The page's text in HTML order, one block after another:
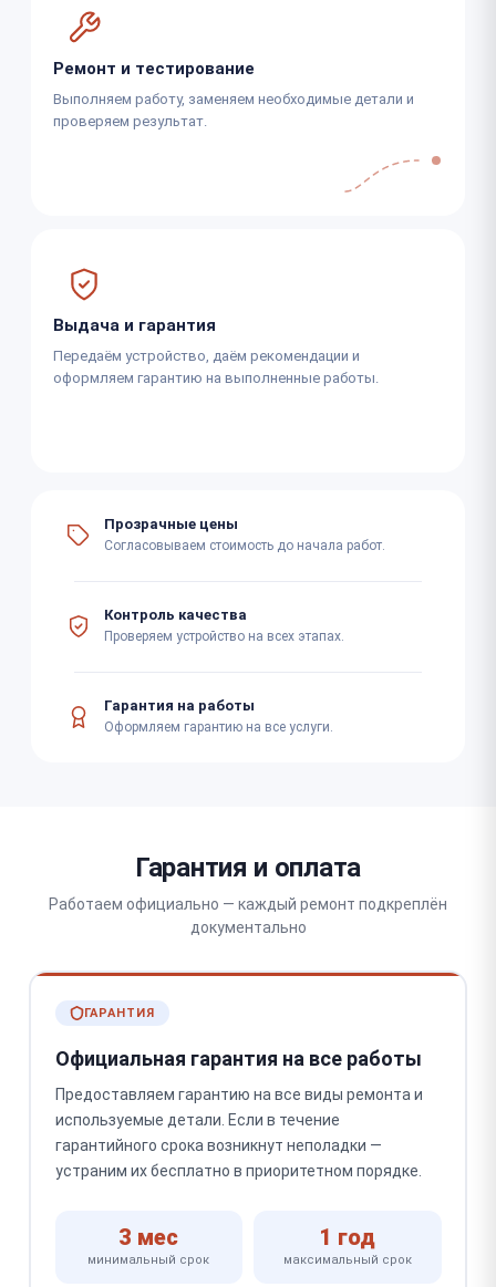
Ремонт и тестирование
Выполняем работу, заменяем необходимые детали и
проверяем результат.
Выдача и гарантия
Передаём устройство, даём рекомендации и
оформляем гарантию на выполненные работы.
Прозрачные цены
Согласовываем стоимость до начала работ.
Контроль качества
Проверяем устройство на всех этапах.
Гарантия на работы
Оформляем гарантию на все услуги.
Гарантия и оплата
Работаем официально — каждый ремонт подкреплён
документально
ГАРАНТИЯ
Официальная гарантия на все работы
Предоставляем гарантию на все виды ремонта и
используемые детали. Если в течение
гарантийного срока возникнут неполадки —
устраним их бесплатно в приоритетном порядке.
3 мес
минимальный срок
1 год
максимальный срок